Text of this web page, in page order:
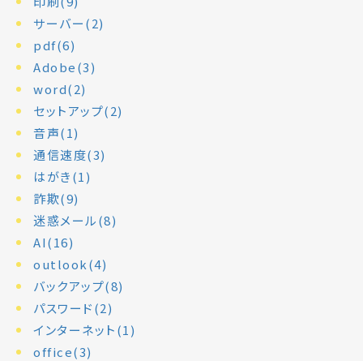
サーバー(2)
pdf(6)
Adobe(3)
word(2)
セットアップ(2)
音声(1)
通信速度(3)
はがき(1)
詐欺(9)
迷惑メール(8)
AI(16)
outlook(4)
バックアップ(8)
パスワード(2)
インターネット(1)
office(3)